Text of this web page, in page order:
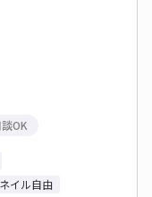
OK
イル自由